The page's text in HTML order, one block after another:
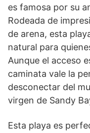
es famosa por su
Rodeada de
de arena, esta
natural para
Aunque el acceso
caminata vale la
desconectar del
virgen de Sandy
Esta playa es